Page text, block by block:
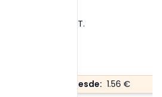
S/T.
Precio desde: 1.56 €